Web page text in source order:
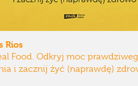
Rios
Food. Odkryj moc
i zacznij żyć (naprawdę)